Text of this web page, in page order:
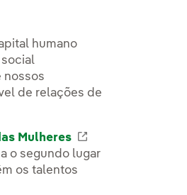
humano
nossos
de relações de
Mulheres
Link externo,
o segundo lugar
os talentos